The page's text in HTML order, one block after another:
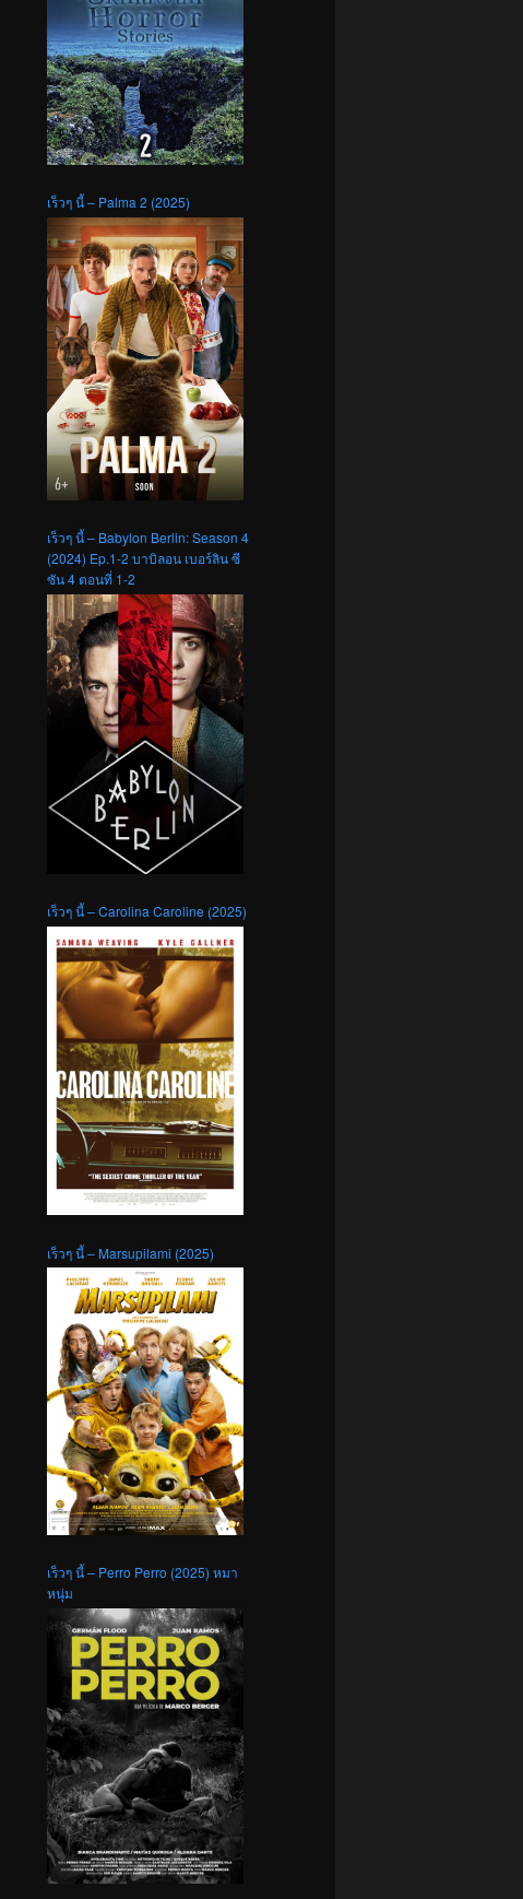
เร็วๆ นี้ – Palma 2 (2025)
เร็วๆ นี้ – Babylon Berlin: Season 4
(2024) Ep.1-2 บาบิลอน เบอร์ลิน ซี
ซัน 4 ตอนที่ 1-2
เร็วๆ นี้ – Carolina Caroline (2025)
เร็วๆ นี้ – Marsupilami (2025)
เร็วๆ นี้ – Perro Perro (2025) หมา
หนุ่ม